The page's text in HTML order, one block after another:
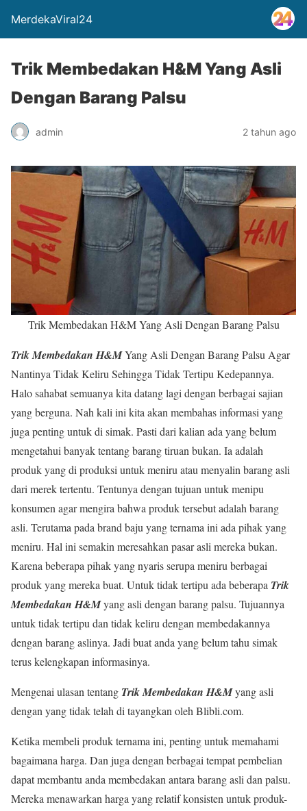
MerdekaViral24
Trik Membedakan H&M Yang Asli
Dengan Barang Palsu
admin 2 tahun ago
Trik Membedakan H&M Yang Asli Dengan Barang Palsu
Trik Membedakan H&MYang Asli Dengan Barang Palsu Agar
Nantinya Tidak Keliru Sehingga Tidak Tertipu Kedepannya.
Halo sahabat semuanya kita datang lagi dengan berbagai sajian
yang berguna. Nah kali ini kita akan membahas informasi yang
juga penting untuk di simak. Pasti dari kalian ada yang belum
mengetahui banyak tentang barang tiruan bukan. Ia adalah
produk yang di produksi untuk meniru atau menyalin barang asli
dari merek tertentu. Tentunya dengan tujuan untuk menipu
konsumen agar mengira bahwa produk tersebut adalah barang
asli. Terutama pada brand baju yang ternama ini ada pihak yang
meniru. Hal ini semakin meresahkan pasar asli mereka bukan.
Karena beberapa pihak yang nyaris serupa meniru berbagai
produk yang mereka buat. Untuk tidak tertipu ada beberapa Trik
Membedakan H&Myang asli dengan barang palsu. Tujuannya
untuk tidak tertipu dan tidak keliru dengan membedakannya
dengan barang aslinya. Jadi buat anda yang belum tahu simak
terus kelengkapan informasinya.
Mengenai ulasan tentang Trik Membedakan H&Myang asli
dengan yang tidak telah di tayangkan oleh Blibli.com.
Ketika membeli produk ternama ini, penting untuk memahami
bagaimana harga. Dan juga dengan berbagai tempat pembelian
dapat membantu anda membedakan antara barang asli dan palsu.
Mereka menawarkan harga yang relatif konsisten untuk produk-